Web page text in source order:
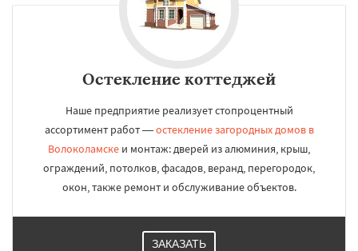
Остекление коттеджей
Наше предприятие реализует стопроцентный
ассортимент работ —остекление загородных домов в
Волоколамске и монтаж: дверей из алюминия, крыш,
ограждений, потолков, фасадов, веранд, перегородок,
окон, также ремонт и обслуживание объектов.
ЗАКАЗАТЬ